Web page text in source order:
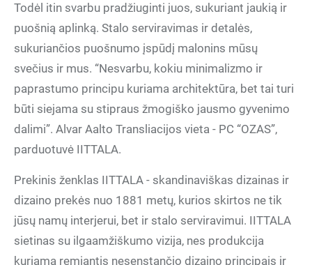
Todėl itin svarbu pradžiuginti juos, sukuriant jaukią ir
puošnią aplinką. Stalo serviravimas ir detalės,
sukuriančios puošnumo įspūdį malonins mūsų
svečius ir mus. “Nesvarbu, kokiu minimalizmo ir
paprastumo principu kuriama architektūra, bet tai turi
būti siejama su stipraus žmogiško jausmo gyvenimo
dalimi”. Alvar Aalto Transliacijos vieta - PC “OZAS”,
parduotuvė IITTALA.
Prekinis ženklas IITTALA - skandinaviškas dizainas ir
dizaino prekės nuo 1881 metų, kurios skirtos ne tik
jūsų namų interjerui, bet ir stalo serviravimui. IITTALA
sietinas su ilgaamžiškumo vizija, nes produkcija
kuriama remiantis nesenstančio dizaino principais ir